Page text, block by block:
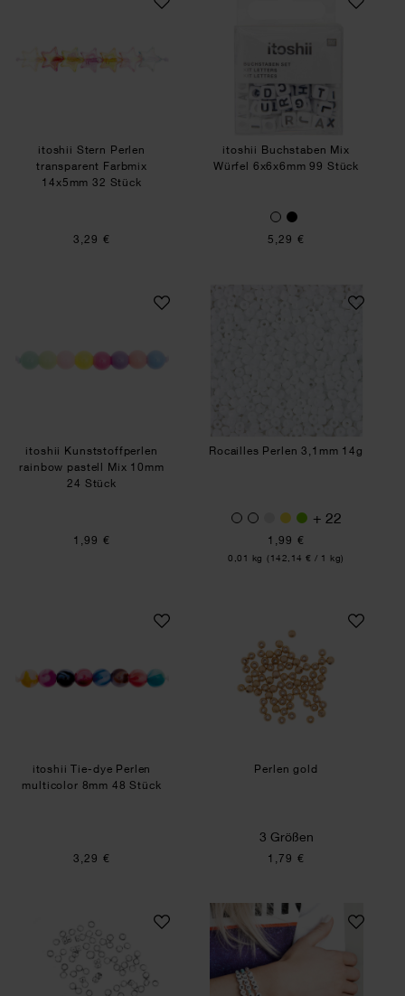
itoshii Stern Perlen
transparent Farbmix
14x5mm 32 Stück
3,29 €
itoshii Buchstaben Mix
Würfel 6x6x6mm 99 Stück
5,29 €
itoshii Kunststoffperlen rainbow pastell Mix
itoshii Kunststoffperlen
rainbow pastell Mix 10mm
24 Stück
1,99 €
Rocailles Perlen
Rocailles Perlen 3,1mm 14g
+ 22
1,99 €
Inhalt:
0,01 kg (142,14 € / 1 kg)
itoshii Tie-dye Perlen multicolor 8mm 48 Stück
itoshii Tie-dye Perlen
multicolor 8mm 48 Stück
3,29 €
Perlen gold
Perlen gold
3 Größen
1,79 €
QuetschPerle silber 2mm 100 StückBastelanleitung